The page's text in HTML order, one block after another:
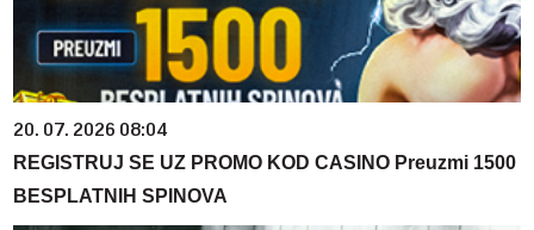
20. 07. 2026 08:04
REGISTRUJ SE UZ PROMO KOD CASINO Preuzmi 1500
BESPLATNIH SPINOVA